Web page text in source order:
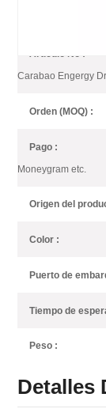
Artículo No :
Carabao Engergy
Orden (MOQ) :
Pago :
Moneygram etc.
Origen del
Color :
Puerto de
Tiempo de
Peso :
Detalles